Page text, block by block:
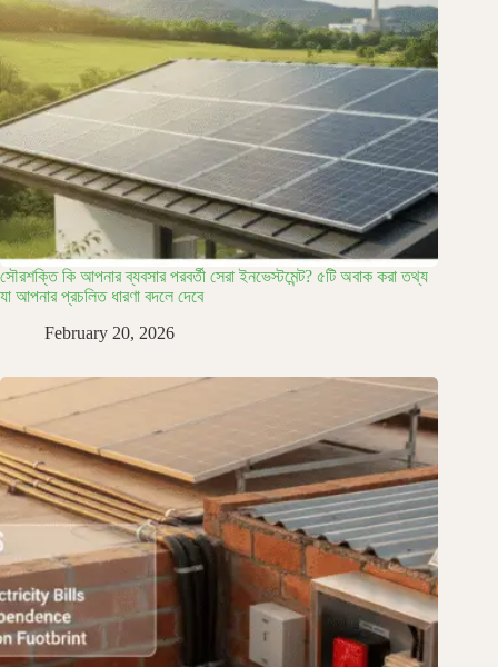
সৌরশক্তি কি আপনার ব্যবসার পরবর্তী সেরা ইনভেস্টমেন্ট? ৫টি অবাক করা তথ্য
যা আপনার প্রচলিত ধারণা বদলে দেবে
February 20, 2026